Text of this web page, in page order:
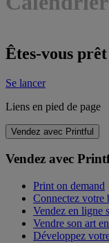
Êtes-vous
Se lancer
Liens en pied de page
Vendez avec Printful
Vendez avec
Print on demand
Connectez votre
Vendez en ligne
Vendre son art
Développez